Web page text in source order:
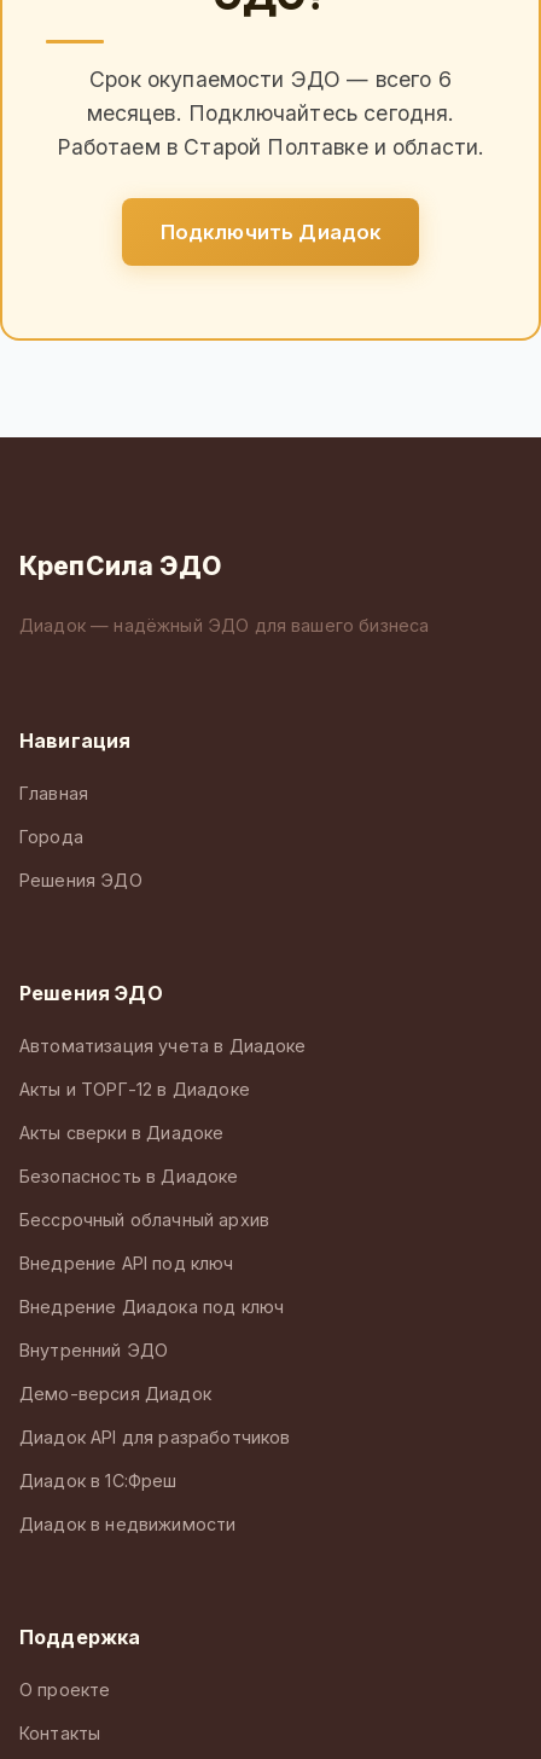
Срок окупаемости ЭДО — всего 6
месяцев. Подключайтесь сегодня.
Работаем в Старой Полтавке и области.
Подключить Диадок
КрепСила ЭДО
Диадок — надёжный ЭДО для вашего бизнеса
Навигация
Главная
Города
Решения ЭДО
Решения ЭДО
Автоматизация учета в Диадоке
Акты и ТОРГ-12 в Диадоке
Акты сверки в Диадоке
Безопасность в Диадоке
Бессрочный облачный архив
Внедрение API под ключ
Внедрение Диадока под ключ
Внутренний ЭДО
Демо-версия Диадок
Диадок API для разработчиков
Диадок в 1С:Фреш
Диадок в недвижимости
Поддержка
О проекте
Контакты